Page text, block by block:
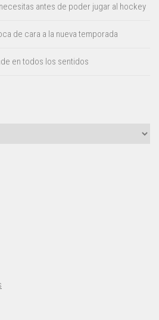
antes de poder jugar al hockey
de cara a la nueva temporada
en todos los sentidos